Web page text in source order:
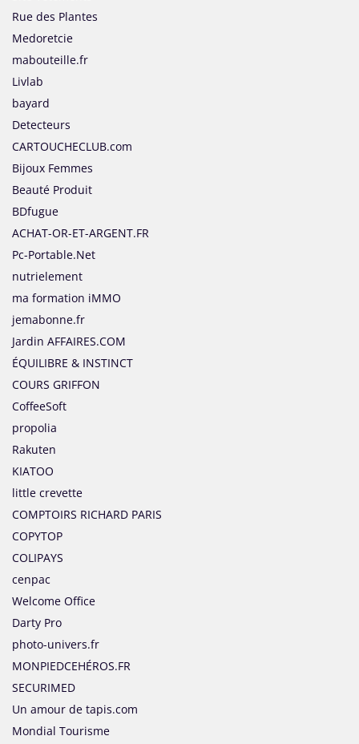
Rue des Plantes
Medoretcie
mabouteille.fr
Livlab
bayard
Detecteurs
CARTOUCHECLUB.com
Bijoux Femmes
Beauté Produit
BDfugue
ACHAT-OR-ET-ARGENT.FR
Pc-Portable.Net
nutrielement
ma formation iMMO
jemabonne.fr
Jardin AFFAIRES.COM
ÉQUILIBRE & INSTINCT
COURS GRIFFON
CoffeeSoft
propolia
Rakuten
KIATOO
little crevette
COMPTOIRS RICHARD PARIS
COPYTOP
COLIPAYS
cenpac
Welcome Office
Darty Pro
photo-univers.fr
MONPIEDCEHÉROS.FR
SECURIMED
Un amour de tapis.com
Mondial Tourisme